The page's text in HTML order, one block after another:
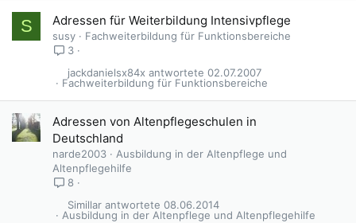
S Adressen für Weiterbildung Intensivpflege
susy
Fachweiterbildung für Funktionsbereiche
3
Fachweiterbildung für Funktionsbereiche
02.07.2007
jackdanielsx84x
Adressen von Altenpflegeschulen in
Deutschland
narde2003
Ausbildung in der Altenpflege und
Altenpflegehilfe
8
Ausbildung in der Altenpflege und Altenpflegehilfe
08.06.2014
Simillar